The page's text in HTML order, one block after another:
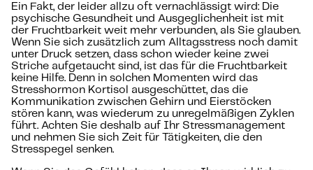
Ein Fakt, der leider allzu oft vernachlässigt wird: Die
psychische Gesundheit und Ausgeglichenheit ist mit
der Fruchtbarkeit weit mehr verbunden, als Sie glauben.
Wenn Sie sich zusätzlich zum Alltagsstress noch damit
unter Druck setzen, dass schon wieder keine zwei
Striche aufgetaucht sind, ist das für die Fruchtbarkeit
keine Hilfe. Denn in solchen Momenten wird das
Stresshormon Kortisol ausgeschüttet, das die
Kommunikation zwischen Gehirn und Eierstöcken
stören kann, was wiederum zu unregelmäßigen Zyklen
führt. Achten Sie deshalb auf Ihr Stressmanagement
und nehmen Sie sich Zeit für Tätigkeiten, die den
Stresspegel senken.